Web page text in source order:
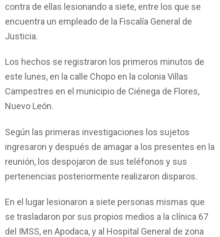
contra de ellas lesionando a siete, entre los que se
encuentra un empleado de la Fiscalía General de
Justicia.
Los hechos se registraron los primeros minutos de
este lunes, en la calle Chopo en la colonia Villas
Campestres en el municipio de Ciénega de Flores,
Nuevo León.
Según las primeras investigaciones los sujetos
ingresaron y después de amagar a los presentes en la
reunión, los despojaron de sus teléfonos y sus
pertenencias posteriormente realizaron disparos.
En el lugar lesionaron a siete personas mismas que
se trasladaron por sus propios medios a la clínica 67
del IMSS, en Apodaca, y al Hospital General de zona